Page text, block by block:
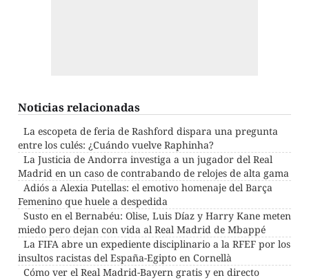
Noticias relacionadas
La escopeta de feria de Rashford dispara una pregunta
entre los culés: ¿Cuándo vuelve Raphinha?
La Justicia de Andorra investiga a un jugador del Real
Madrid en un caso de contrabando de relojes de alta gama
Adiós a Alexia Putellas: el emotivo homenaje del Barça
Femenino que huele a despedida
Susto en el Bernabéu: Olise, Luis Díaz y Harry Kane meten
miedo pero dejan con vida al Real Madrid de Mbappé
La FIFA abre un expediente disciplinario a la RFEF por los
insultos racistas del España-Egipto en Cornellà
Cómo ver el Real Madrid-Bayern gratis y en directo